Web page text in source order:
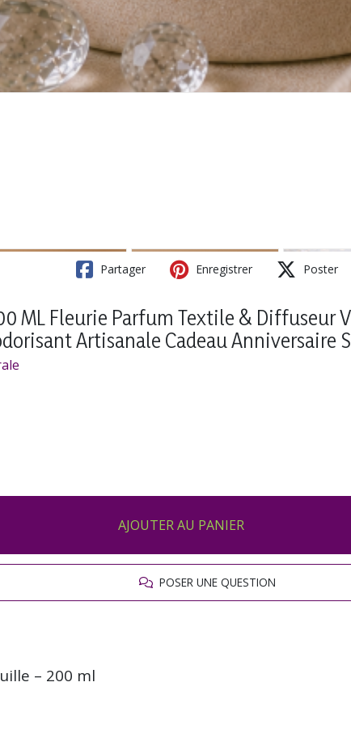
Partager Enregistrer Poster
ML Fleurie Parfum Textile & Diffuseur
Artisanale Cadeau Anniversaire
AJOUTER AU PANIER
POSER UNE QUESTION
– 200 ml